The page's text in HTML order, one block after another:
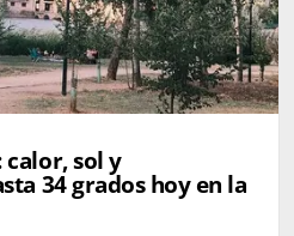
calor, sol y
34 grados hoy en la